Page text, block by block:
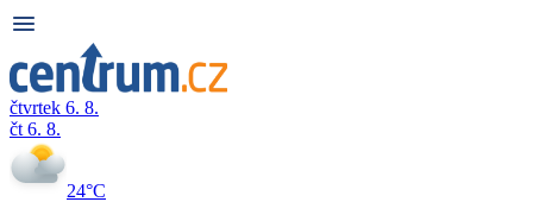
čtvrtek 6. 8.
čt 6. 8.
24°C